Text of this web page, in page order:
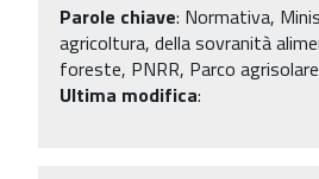
Parole chiave: Normativa,
agricoltura, della sovranità
foreste, PNRR, Parco agrisolare
Ultima modifica: